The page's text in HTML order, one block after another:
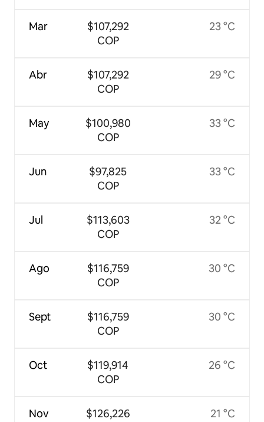
Mar
Abr
May
Jun
Jul
Ago
Sept
Oct
Nov
$107,292
COP
$107,292
COP
$100,980
COP
$97,825
COP
$113,603
COP
$116,759
COP
$116,759
COP
$119,914
COP
$126,226
23 °C
29 °C
33 °C
33 °C
32 °C
30 °C
30 °C
26 °C
21 °C